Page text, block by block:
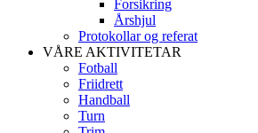
Forsikring
Årshjul
Protokollar og referat
VÅRE AKTIVITETAR
Fotball
Friidrett
Handball
Turn